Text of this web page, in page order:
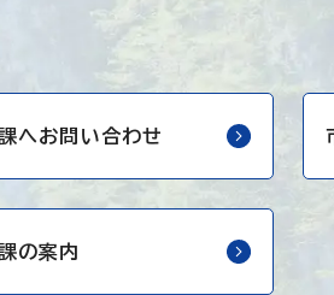
へお問い合わせ
の案内